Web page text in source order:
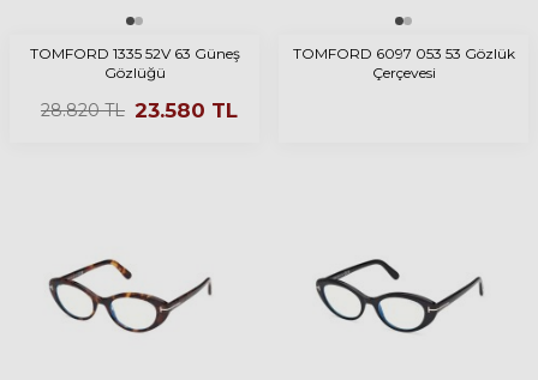
TOMFORD 1335 52V 63 Güneş
Gözlüğü
28.820TL 23.580 TL
TOMFORD 6097 053 53 Gözlük
Çerçevesi